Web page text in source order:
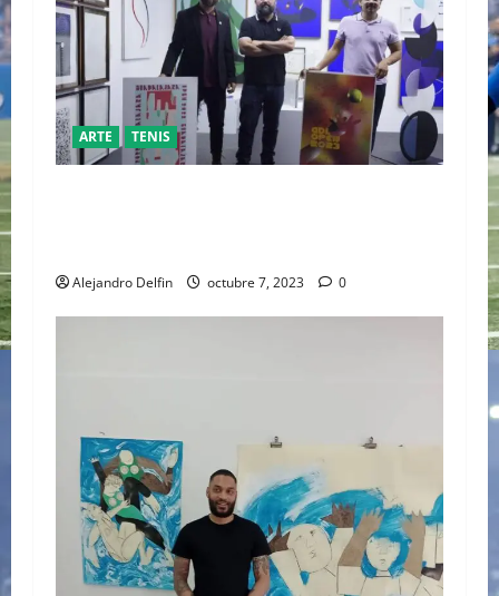
ARTE TENIS
Alejandro Delfin octubre 7, 2023 0